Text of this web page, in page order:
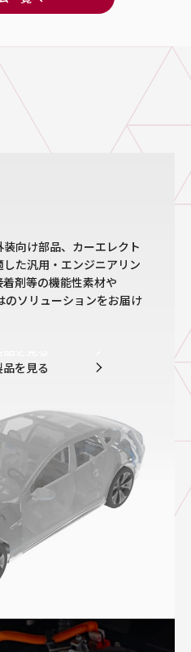
の陣頭指揮を執る矢島和男社長に
向け部品、カーエレクト
た汎用・エンジニアリン
剤等の機能性素材や
ソリューションをお届け
を見る